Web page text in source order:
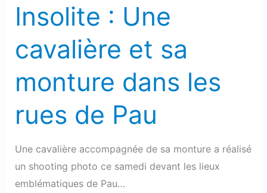
Insolite : Une
cavalière et sa
monture dans les
rues de Pau
Une cavalière accompagnée de sa monture a réalisé
un shooting photo ce samedi devant les lieux
emblématiques de Pau…
rues
Pau